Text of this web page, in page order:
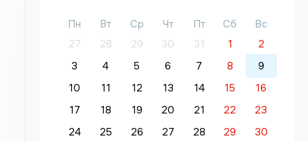
Пн Вт Ср Чт Пт Сб
Вс
27
28 29 30 31 1
2
3
4 5 6 7 8
9
10
11 12 13 14 15
16
17
18 19 20 21 22
23
24
25 26 27 28 29
30